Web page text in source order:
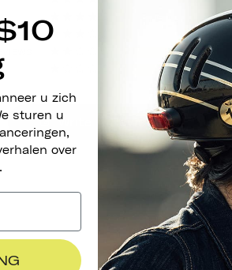
Write A Review
u zich
sturen u
over